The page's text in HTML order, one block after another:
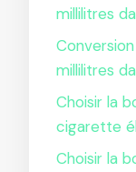
millilitres
millilitres
Choisir la
cigarette
Choisir la